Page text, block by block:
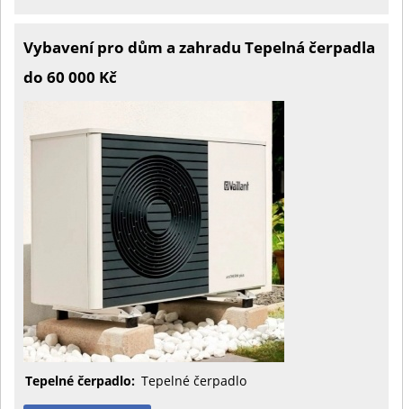
Vybavení pro dům a zahradu Tepelná čerpadla
do 60 000 Kč
Tepelné čerpadlo: Tepelné čerpadlo